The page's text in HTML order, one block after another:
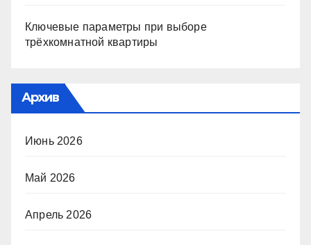
Ключевые параметры при выборе
трёхкомнатной квартиры
Архив
Июнь 2026
Май 2026
Апрель 2026